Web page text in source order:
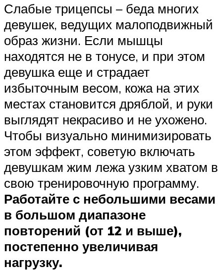
Слабые трицепсы – беда многих
девушек, ведущих малоподвижный
образ жизни. Если мышцы
находятся не в тонусе, и при этом
девушка еще и страдает
избыточным весом, кожа на этих
местах становится дряблой, и руки
выглядят некрасиво и не ухожено.
Чтобы визуально минимизировать
этом эффект, советую включать
девушкам жим лежа узким хватом в
свою тренировочную программу.
Работайте с небольшими весами
в большом диапазоне
повторений (от 12 и выше),
постепенно увеличивая
нагрузку.